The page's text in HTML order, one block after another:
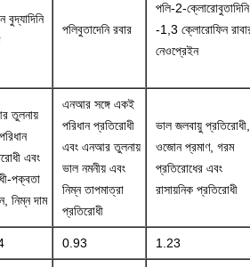
বুদ্যাদিনি
পলিবুতাদেনি রবার
পলি-2-ক্লোরোবুতাদিনি
-1,3 ক্লোরোফিন
নেওপ্রেইন
তুলনায়
এবং
পক্বতা
নিম্ন দাম
এনআর সঙ্গে একই
পরিধান প্রতিরোধী
এবং এনআর তুলনায়
ভাল নমনীয় এবং
নিম্ন তাপমাত্রা
প্রতিরোধী
ভাল জলবায়ু প্রতিরোধী,
ওজোন প্রমাণ, গরম
প্রতিরোধের এবং
রাসায়নিক প্রতিরোধী
0.93 1.23